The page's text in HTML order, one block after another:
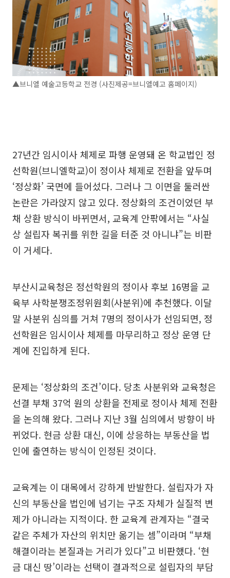
▲브니엘 예술고등학교 전경 (사진제공=브니엘예고 홈페이지)
27년간 임시이사 체제로 파행 운영돼 온 학교법인 정
선학원(브니엘학교)이 정이사 체제로 전환을 앞두며
‘정상화’ 국면에 들어섰다. 그러나 그 이면을 둘러싼
논란은 가라앉지 않고 있다. 정상화의 조건이었던 부
채 상환 방식이 바뀌면서, 교육계 안팎에서는 “사실
상 설립자 복귀를 위한 길을 터준 것 아니냐”는 비판
이 거세다.
부산시교육청은 정선학원의 정이사 후보 16명을 교
육부 사학분쟁조정위원회(사분위)에 추천했다. 이달
말 사분위 심의를 거쳐 7명의 정이사가 선임되면, 정
선학원은 임시이사 체제를 마무리하고 정상 운영 단
계에 진입하게 된다.
문제는 ‘정상화의 조건’이다. 당초 사분위와 교육청은
선결 부채 37억 원의 상환을 전제로 정이사 체제 전환
을 논의해 왔다. 그러나 지난 3월 심의에서 방향이 바
뀌었다. 현금 상환 대신, 이에 상응하는 부동산을 법
인에 출연하는 방식이 인정된 것이다.
교육계는 이 대목에서 강하게 반발한다. 설립자가 자
신의 부동산을 법인에 넘기는 구조 자체가 실질적 변
제가 아니라는 지적이다. 한 교육계 관계자는 “결국
같은 주체가 자산의 위치만 옮기는 셈”이라며 “부채
해결이라는 본질과는 거리가 있다”고 비판했다. ‘현
금 대신 땅’이라는 선택이 결과적으로 설립자의 부담